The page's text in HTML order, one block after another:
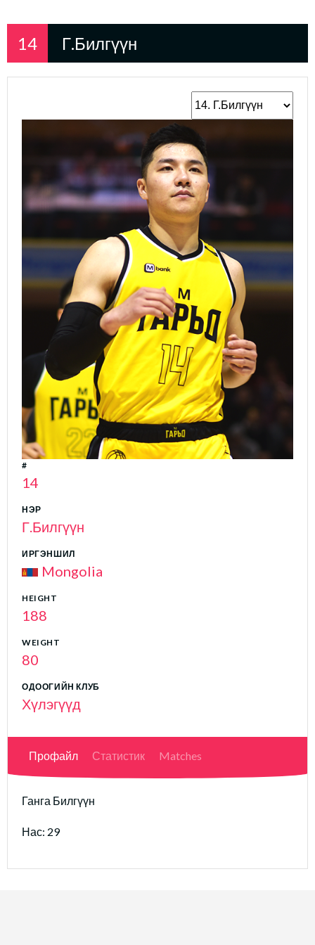
14 Г.Билгүүн
#
14
НЭР
Г.Билгүүн
ИРГЭНШИЛ
Mongolia
HEIGHT
188
WEIGHT
80
ОДООГИЙН КЛУБ
Хүлэгүүд
Профайл Статистик Matches
Ганга Билгүүн
Нас: 29